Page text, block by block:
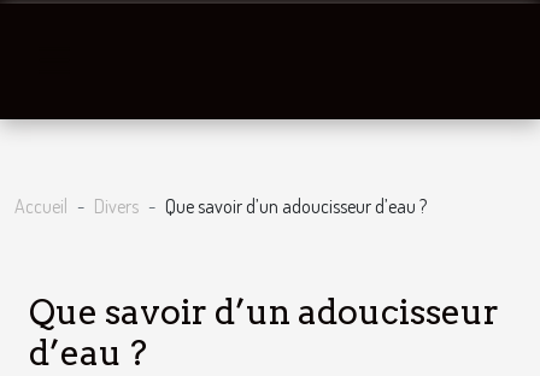
Accueil Divers Que savoir d’un adoucisseur d’eau ?
Que savoir d’un adoucisseur
d’eau ?